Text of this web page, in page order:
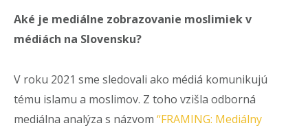
Aké je mediálne zobrazovanie moslimiek v
médiách na Slovensku?
V roku 2021 sme sledovali ako médiá komunikujú
tému islamu a moslimov. Z toho vzišla odborná
mediálna analýza s názvom “FRAMING: Mediálny